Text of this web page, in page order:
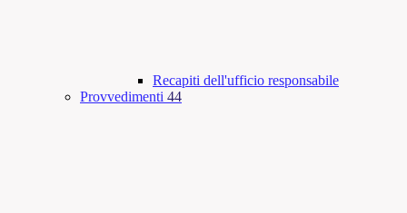
Recapiti dell'ufficio responsabile
Provvedimenti 44